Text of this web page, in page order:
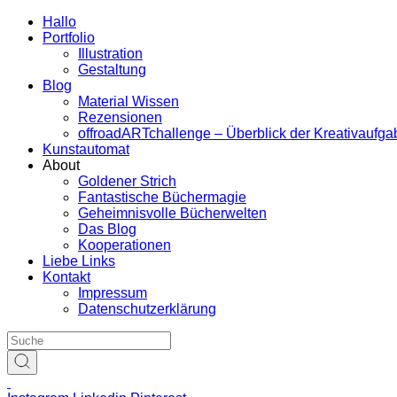
Hallo
Portfolio
Illustration
Gestaltung
Blog
Material Wissen
Rezensionen
offroadARTchallenge – Überblick der
Kunstautomat
About
Goldener Strich
Fantastische Büchermagie
Geheimnisvolle Bücherwelten
Das Blog
Kooperationen
Liebe Links
Kontakt
Impressum
Datenschutzerklärung